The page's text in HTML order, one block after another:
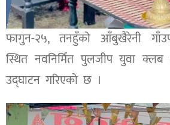
फागुन-२५, तनहुँको आँबुखैरेनी
स्थित नवनिर्मित पुलजीप युवा क्लब
उद्घाटन गरिएको छ ।